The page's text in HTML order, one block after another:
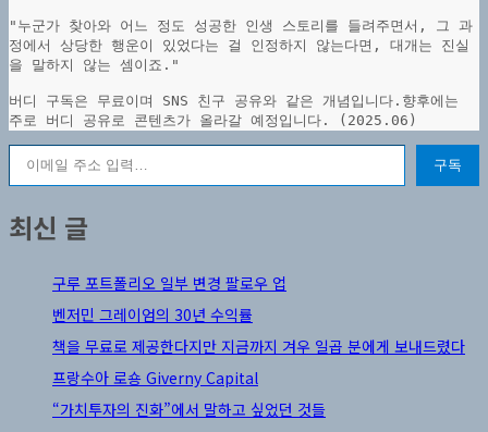
다
"누군가 찾아와 어느 정도 성공한 인생 스토리를 들려주면서, 그 과
정에서 상당한 행운이 있었다는 걸 인정하지 않는다면, 대개는 진실
을 말하지 않는 셈이죠."
버디 구독은 무료이며 SNS 친구 공유와 같은 개념입니다.향후에는
주로 버디 공유로 콘텐츠가 올라갈 예정입니다. (2025.06)
이메일 주소 입력…
구독
최신 글
구루 포트폴리오 일부 변경 팔로우 업
벤저민 그레이엄의 30년 수익률
책을 무료로 제공한다지만 지금까지 겨우 일곱 분에게 보내드렸다
프랑수아 로숑 Giverny Capital
“가치투자의 진화”에서 말하고 싶었던 것들